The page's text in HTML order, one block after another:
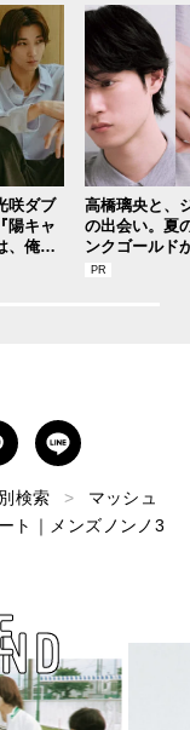
咲ダブ
陽キャ
、俺の
高橋璃央と、
の出会い。夏
ンクゴールド
SUMMER
検索
マッシュ
ト｜メンズノンノ3